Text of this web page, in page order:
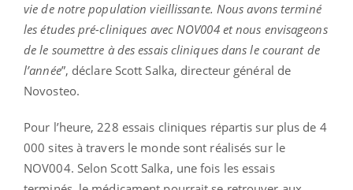
vie de notre population vieillissante. Nous avons terminé
les études pré-cliniques avec NOV004 et nous envisageons
de le soumettre à des essais cliniques dans le courant de
l’année”, déclare Scott Salka, directeur général de
Novosteo.
Pour l’heure, 228 essais cliniques répartis sur plus de 4
000 sites à travers le monde sont réalisés sur le
NOV004. Selon Scott Salka, une fois les essais